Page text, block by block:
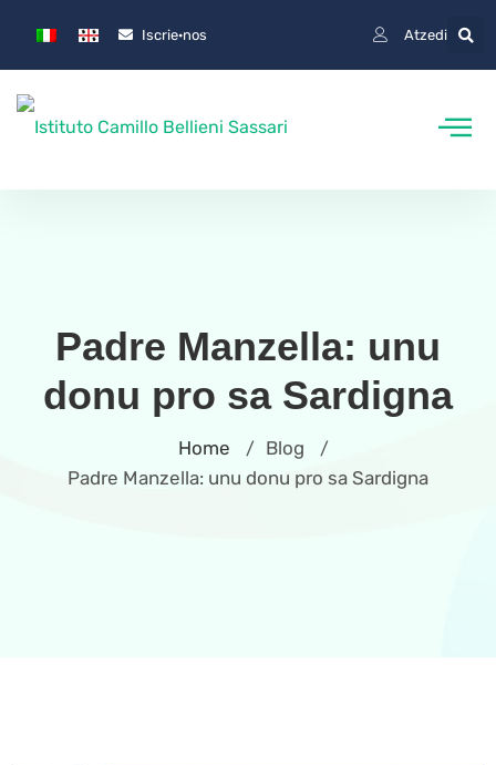
Iscrie·nos Atzedi
Padre Manzella: unu
donu pro sa Sardigna
Home / Blog /
Padre Manzella: unu donu pro sa Sardigna